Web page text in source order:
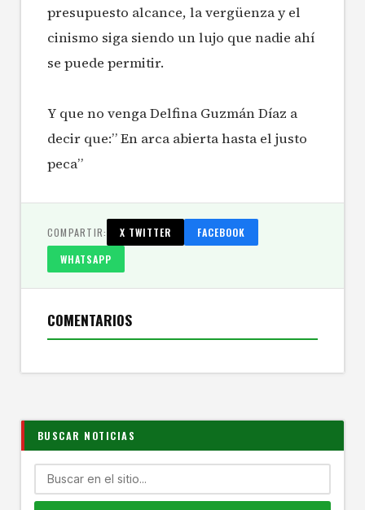
presupuesto alcance, la vergüenza y el
cinismo siga siendo un lujo que nadie ahí
se puede permitir.
Y que no venga Delfina Guzmán Díaz a
decir que:” En arca abierta hasta el justo
peca”
COMPARTIR: X TWITTER
FACEBOOK
WHATSAPP
COMENTARIOS
BUSCAR NOTICIAS